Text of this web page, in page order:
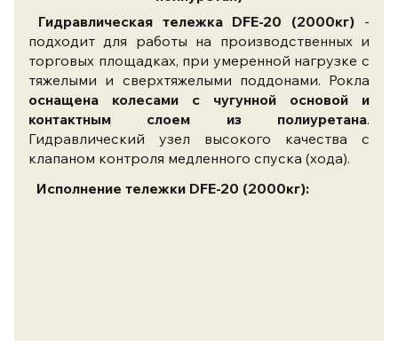
Гидравлическая тележка DFE-20 (2000кг) -
подходит для работы на производственных и
торговых площадках, при умеренной нагрузке с
тяжелыми и сверхтяжелыми поддонами. Рокла
оснащена колесами с чугунной основой и
контактным слоем из полиуретана.
Гидравлический узел высокого качества с
клапаном контроля медленного спуска (хода).
Исполнение тележки DFE-20 (2000кг):